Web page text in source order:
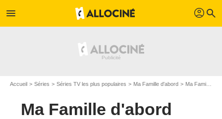
menu profil search
Accueil Séries Séries TV les plus populaires Ma Famille d'abord Ma Famille d'abord S05
Ma Famille d'abord